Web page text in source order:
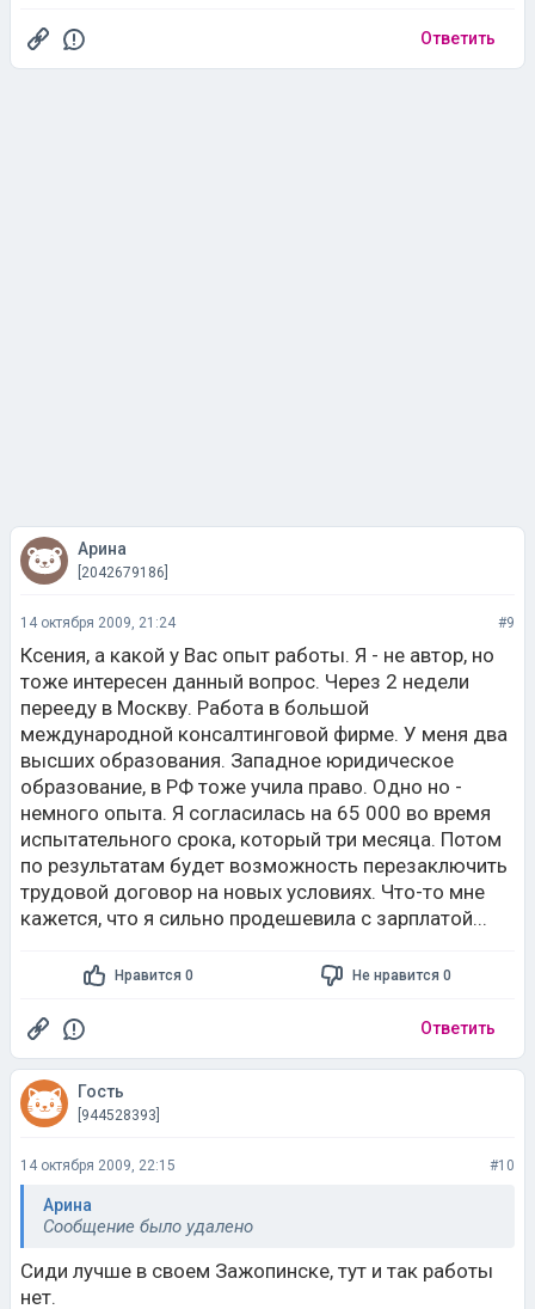
Ответить
Арина
[2042679186]
14 октября 2009, 21:24 #9
Ксения, а какой у Вас опыт работы. Я - не автор, но
тоже интересен данный вопрос. Через 2 недели
перееду в Москву. Работа в большой
международной консалтинговой фирме. У меня два
высших образования. Западное юридическое
образование, в РФ тоже учила право. Одно но -
немного опыта. Я согласилась на 65 000 во время
испытательного срока, который три месяца. Потом
по результатам будет возможность перезаключить
трудовой договор на новых условиях. Что-то мне
кажется, что я сильно продешевила с зарплатой...
Нравится 0 Не нравится 0
Ответить
Гость
[944528393]
14 октября 2009, 22:15 #10
Арина
Сообщение было удалено
Сиди лучше в своем Зажопинске, тут и так работы
нет.